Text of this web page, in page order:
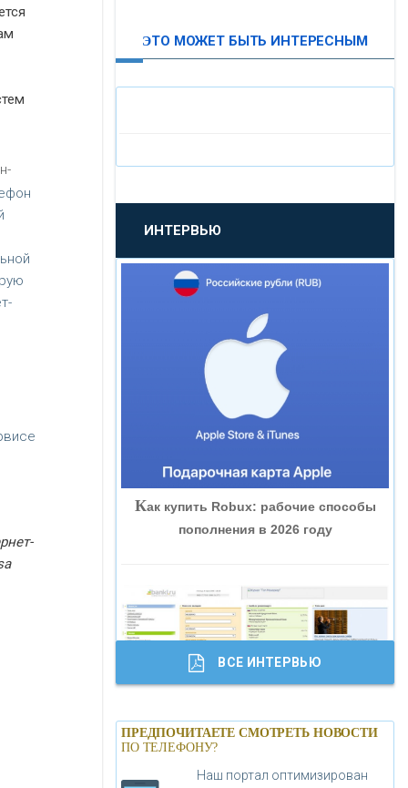
«ПРОМСВЯЗЬБАНК»
«НОВИКОМБАНК»
«СМП БАНК»
«ВНЕШПРОМБАНК»
«БАНК ГЛОБЭКС»
«ТРАСТ»
«ГАЗПРОМБАНК»
«МОСКОВСКИЙ КРЕДИТНЫЙ
БАНК»
ЭТО МОЖЕТ БЫТЬ ИНТЕРЕСНЫМ
ИНТЕРВЬЮ
Как купить Robux: рабочие способы
пополнения в 2026 году
Банки.ру обновил логотип впервые за
19 лет - «Лента новостей»
ВСЕ ИНТЕРВЬЮ
ПРЕДПОЧИТАЕТЕ СМОТРЕТЬ НОВОСТИ
ПО ТЕЛЕФОНУ?
Наш портал оптимизирован